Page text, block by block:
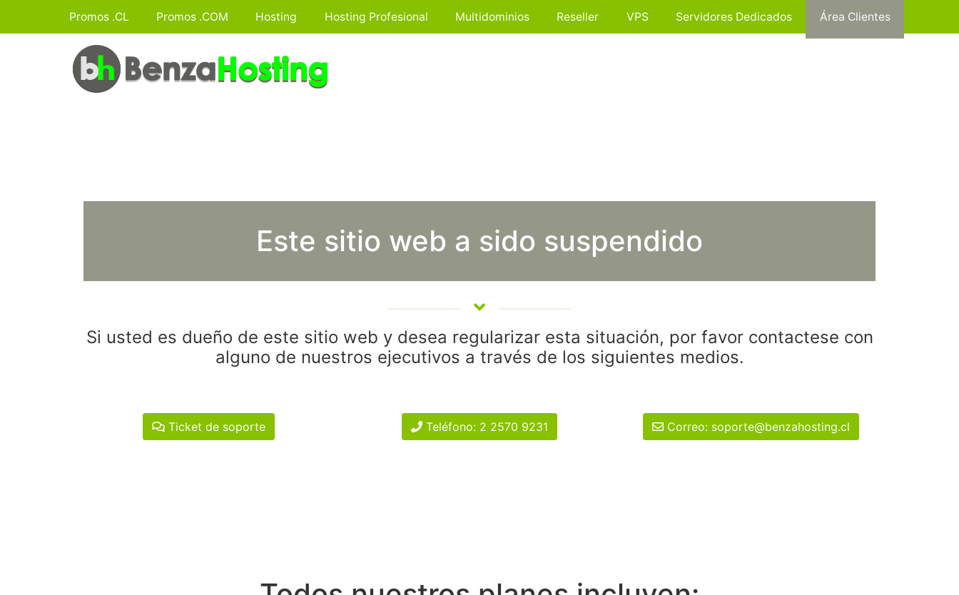
Promos .CL Promos .COM Hosting Hosting Profesional Multidominios Reseller VPS Servidores Dedicados Área Clientes
Este sitio web a sido suspendido
Si usted es dueño de este sitio web y desea regularizar esta situación, por favor contactese con
alguno de nuestros ejecutivos a través de los siguientes medios.
Ticket de soporte Teléfono: 2 2570 9231 Correo: soporte@benzahosting.cl